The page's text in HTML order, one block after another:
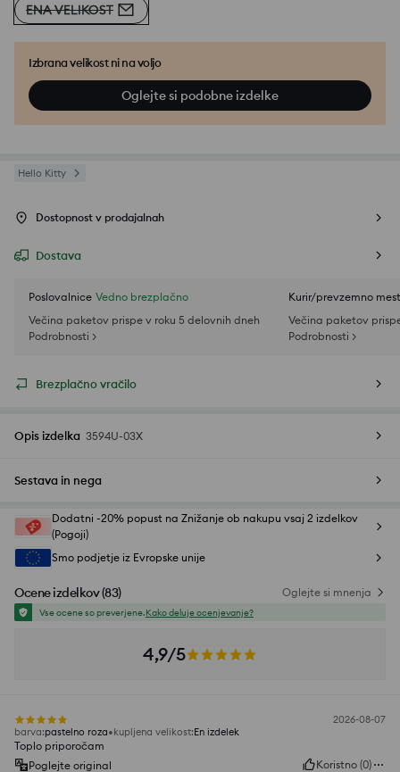
ENA VELIKOST
Izbrana velikost ni na voljo
Oglejte si podobne izdelke
Hello Kitty
Dostopnost v prodajalnah
Dostava
Poslovalnice Vedno brezplačno
Večina paketov prispe v roku 5 delovnih dneh
Podrobnosti >
Kurir/prevzemno
Večina paketov
Podrobnosti >
Brezplačno vračilo
Opis izdelka 3594U-03X
Sestava in nega
Dodatni -20% popust na Znižanje ob nakupu vsaj 2 izdelkov
(Pogoji)
Smo podjetje iz Evropske unije
Ocene izdelkov(83) Oglejte si mnenja
Vse ocene so preverjene.Kako deluje ocenjevanje?
4,9/5
2026-08-07
barva:pastelno roza kupljena velikost:En izdelek
Toplo priporočam
Poglejte original
Koristno (0)